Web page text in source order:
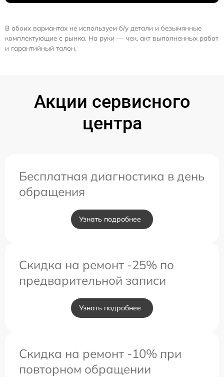
В обоих вариантах не используем б/у детали и безымянные
комплектующие с рынка. На руки — чек, акт выполненных работ
и гарантийный талон.
Акции сервисного
центра
Бесплатная диагностика в день
обращения
Узнать подробнее
Скидка на ремонт -25% по
предварительной записи
Узнать подробнее
Скидка на ремонт -10% при
повторном обращении